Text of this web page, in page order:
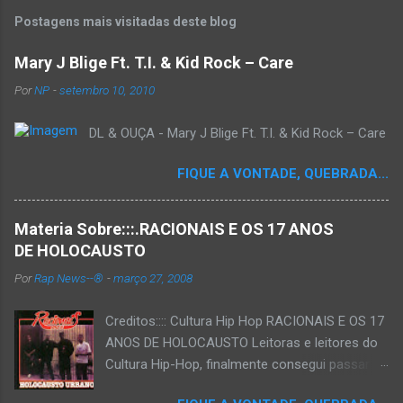
Postagens mais visitadas deste blog
Mary J Blige Ft. T.I. & Kid Rock – Care
PorNP -setembro 10, 2010
DL & OUÇA - Mary J Blige Ft. T.I. & Kid Rock – Care
FIQUE A VONTADE, QUEBRADA...
Materia Sobre:::.RACIONAIS E OS 17 ANOS
DE HOLOCAUSTO
PorRap News--® -março 27, 2008
Creditos:::: Cultura Hip Hop RACIONAIS E OS 17
ANOS DE HOLOCAUSTO Leitoras e leitores do
Cultura Hip-Hop, finalmente consegui passar